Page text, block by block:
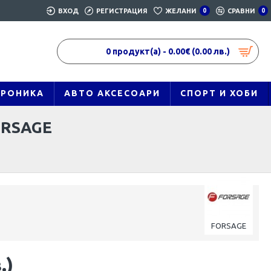
ВХОД РЕГИСТРАЦИЯ ЖЕЛАНИ 0 СРАВНИ 0
0 продукт(а) - 0.00€ (0.00 лв.)
АВТО АКСЕСОАРИ СПОРТ И ХОБИ
FORSAGE